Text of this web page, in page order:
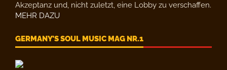
Akzeptanz und, nicht zuletzt, eine Lobby zu verschaffen.
MEHR DAZU
GERMANY’S SOUL MUSIC MAG NR.1